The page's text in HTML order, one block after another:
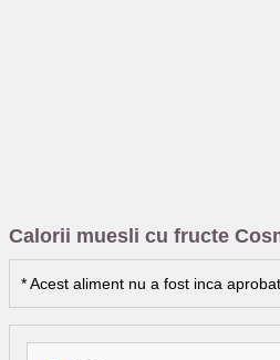
Calorii muesli cu fructe
* Acest aliment nu a fost inca